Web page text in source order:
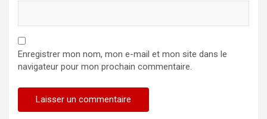
Enregistrer mon nom, mon e-mail et mon site dans le
navigateur pour mon prochain commentaire.